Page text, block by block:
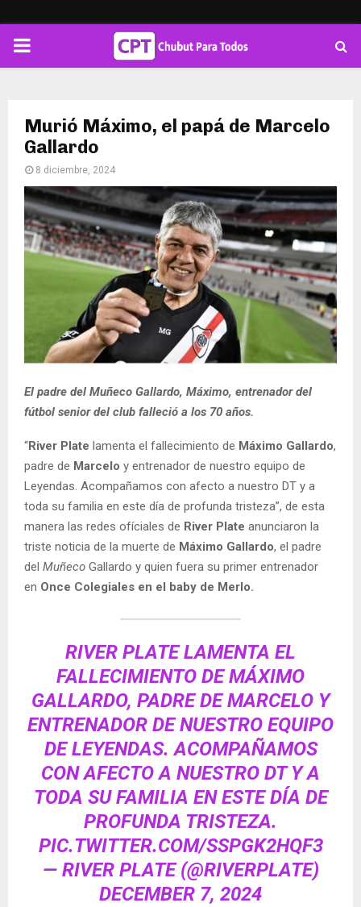
PRIMARY
Murió Máximo, el papá de Marcelo
Gallardo
8 diciembre, 2024
El padre del Muñeco Gallardo, Máximo, entrenador del
fútbol senior del club falleció a los 70 años.
“River Plate lamenta el fallecimiento de Máximo Gallardo,
padre de Marcelo y entrenador de nuestro equipo de
Leyendas. Acompañamos con afecto a nuestro DT y a
toda su familia en este día de profunda tristeza”, de esta
manera las redes ofíciales de River Plate anunciaron la
triste noticia de la muerte de Máximo Gallardo, el padre
del Muñeco Gallardo y quien fuera su primer entrenador
en Once Colegiales en el baby de Merlo.
RIVER PLATE LAMENTA EL
FALLECIMIENTO DE MÁXIMO
GALLARDO, PADRE DE MARCELO Y
ENTRENADOR DE NUESTRO EQUIPO
DE LEYENDAS. ACOMPAÑAMOS
CON AFECTO A NUESTRO DT Y A
TODA SU FAMILIA EN ESTE DÍA DE
PROFUNDA TRISTEZA.
PIC.TWITTER.COM/SSPGK2HQF3
— RIVER PLATE (@RIVERPLATE)
DECEMBER 7, 2024